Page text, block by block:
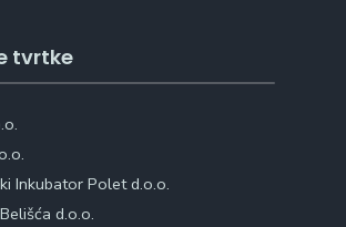
tvrtke
Inkubator Polet d.o.o.
d.o.o.